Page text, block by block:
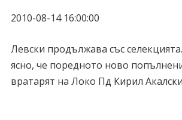
2010-08-14 16:00:00
Левски продължава със
ясно, че поредното ново
вратарят на Локо Пд Кирил